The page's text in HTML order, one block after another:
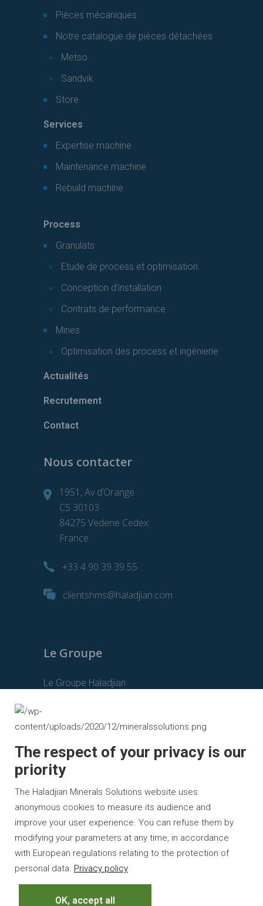
Pièces mécaniques
Notre catalogue de pièces détachées
Metso
Sandvik
Store
Services
Expertise machine
Maintenance machine
Rebuild machine
Process
Granulats
Etude de process et optimisation
Conception d’installation
Contrats de performance
Mines
Optimisation des process et ingénierie
Actualités
Recrutement
Contact
Nous contacter
1951, Av d’Orange
CS 30103
84275 Vedene Cedex
France
+33 4 90 39 39 55
clientshms@haladjian.com
Le Groupe
Le Groupe Haladjian
Haladjian Industrial Solutions
Haladjian Drilling Solutions
Haladjian Construction Solutions
Haladjian Rental Solutions
Haladjian Waste & Recycling
©Tous droits réservés |
The respect of your privacy is our
priority
The Haladjian Minerals Solutions website uses
anonymous cookies to measure its audience and
improve your user experience. You can refuse them by
modifying your parameters at any time, in accordance
with European regulations relating to the protection of
personal data. Privacy policy
OK, accept all